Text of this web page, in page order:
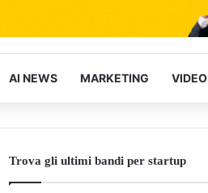
AI NEWS MARKETING VIDEO
Trova gli ultimi bandi per startup